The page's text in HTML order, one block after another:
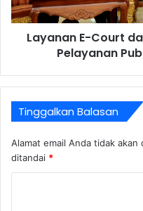
Layanan E-Court
Pelayanan
Tinggalkan Balasan
Alamat email Anda tidak akan
ditandai *